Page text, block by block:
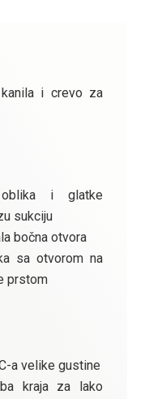
kanila i crevo za
oblika i glatke
sukciju
bočna otvora
sa otvorom na
prstom
a velike gustine
kraja za lako